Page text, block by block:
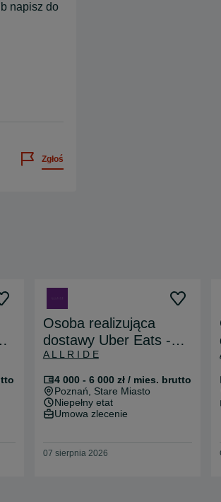
napisz do
Zgłoś
Osoba realizująca
dostawy Uber Eats -
praca i plecak od
zaraz!
A L L R I D E
4 000 - 6 000 zł / mies. brutto
Poznań, Stare Miasto
Niepełny etat
Umowa zlecenie
07 sierpnia 2026